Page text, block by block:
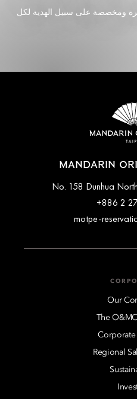
ومخصصة على سبيل الهدية لكل
MANDARIN
No. 158 Dunhua
+886 2
motpe-
Our
The
Corporate
Regional